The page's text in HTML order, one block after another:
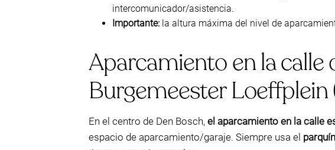
intercomunicador/asistencia.
Importante: la altura máxima del nivel de
Aparcamiento en la calle
Burgemeester Loeffplein
En el centro de Den Bosch, el aparcamiento en la calle
espacio de aparcamiento/garaje. Siempre usa el